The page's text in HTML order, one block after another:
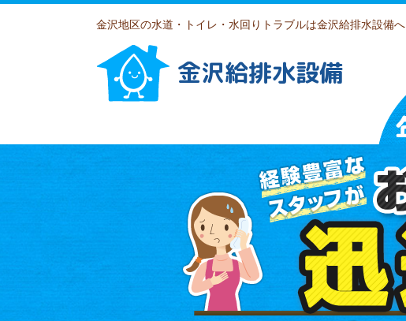
金沢地区の水道・トイレ・水回りトラブルは金沢給排水設備へ
金沢給排水設備